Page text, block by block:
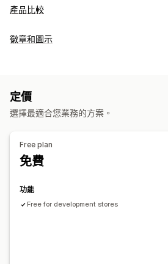
產品比較
比較工具
顏色和字型
徽章和圖示
圖示位置
產品頁面
定價
選擇最適合您業務的方案。
Free plan
免費
功能
Free for development stores